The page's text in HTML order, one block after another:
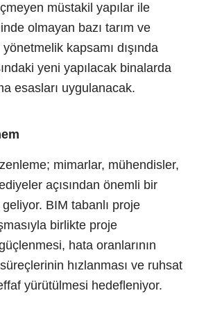
müstakil yapılar ile
olmayan bazı tarım ve
yönetmelik kapsamı dışında
yeni yapılacak binalarda
esasları uygulanacak.
mimarlar, mühendisler,
açısından önemli bir
BIM tabanlı proje
birlikte proje
hata oranlarının
hızlanması ve ruhsat
yürütülmesi hedefleniyor.